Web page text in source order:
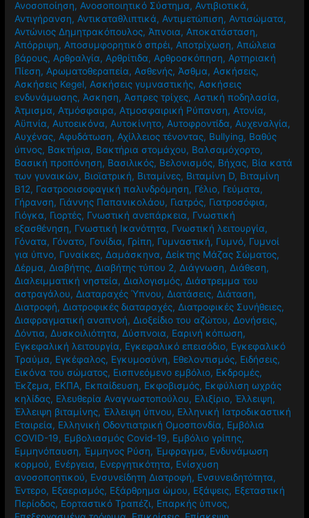
συμπεριφορές ,Ανθεκτικότητα στην ινσουλίνη,Άνοια
Ανοσοποίηση ,Ανοσοποιητικό Σύστημα,Αντιβιοτικά,
Αντιγήρανση,Αντικαταθλιπτικά,Αντιμετώπιση,Αντισώματα
Αντώνιος Δημητρακόπουλος ,Άπνοια,Αποκατάσταση,
Απόρριψη,Αποσυμφορητικό σπρέι,Αποτρίχωση,Απώλεια
βάρους,Αρθραλγία,Αρθρίτιδα,Αρθροσκόπηση,Αρτηριακή
Πίεση,Αρωματοθεραπεία, Ασθενής,Άσθμα,Ασκήσεις
Ασκήσεις Kegel,Ασκήσεις γυμναστικής ,Ασκήσεις
ενδυνάμωσης,Άσκηση ,Άσπρες τρίχες ,Αστική ποδηλασία
Άτμισμα,Ατμόσφαιρα,Ατμοσφαιρική Ρύπανση, Ατονία,
Αϋπνία,Αυτοεικόνα,Αυτοκίνητο ,Αυτοφροντίδα,Αυχεναλγία
Αυχένας,Αφυδάτωση,Αχίλλειος τένοντας,Βullying,Βαθύς
ύπνος, Βακτήρια,Βακτήρια στομάχου,Βαλσαμόχορτο,
Βασική προπόνηση,Βασιλικός,Βελονισμός,Βήχας,Βία κατά
των γυναικών,Βιοϊατρική,Βιταμίνες,Βιταμίνη D,Βιταμίνη
Β12,Γαστροοισοφαγική παλινδρόμηση,Γέλιο,Γεύματα,
Γήρανση ,Γιάννης Παπανικολάου,Γιατρός,Γιατροσόφια
Γιόγκα,Γιορτές,Γνωστική ανεπάρκεια,Γνωστική
εξασθένηση,Γνωστική Ικανότητα,Γνωστική λειτουργία,
Γόνατα,Γόνατο,Γονίδια,Γρίπη,Γυμναστική,Γυμνό,Γυμνοί
για ύπνο,Γυναίκες,Δαμάσκηνα, Δείκτης Μάζας Σώματος
Δέρμα,Διαβήτης,Διαβήτης τύπου 2,Διάγνωση,Διάθεση
Διαλειμματική νηστεία,Διαλογισμός,Διάστρεμμα του
αστραγάλου,Διαταραχές Ύπνου,Διατάσεις,Διάταση,
Διατροφή,Διατροφικές διαταραχές,Διατροφικές Συνήθειες
Διαφραγματική αναπνοή,Διοξείδιο του αζώτου,Δονήσεις
Δόντια,Δυσκοιλιότητα, Δύσπνοια,Εαρινή κόπωση,
Εγκεφαλική λειτουργία,Εγκεφαλικό επεισόδιο,Εγκεφαλικό
Τραύμα ,Εγκέφαλος, Εγκυμοσύνη, Εθελοντισμός,Ειδήσεις
Εικόνα του σώματος,Εισπνεόμενο εμβόλιο,Εκδρομές,
Έκζεμα, ΕΚΠΑ,Εκπαίδευση, Εκφοβισμός,Εκφύλιση ωχράς
κηλίδας,Ελευθερία Αναγνωστοπούλου,Ελιξίριο,Έλλειψη ,
Έλλειψη βιταμίνης,Έλλειψη ύπνου,Ελληνική Ιατροδικαστική
Εταιρεία,Ελληνική Οδοντιατρική Ομοσπονδία,Εμβόλια
COVID-19,Εμβολιασμός Covid-19,Εμβόλιο γρίπης,
Εμμηνόπαυση,Έμμηνος Ρύση,Έμφραγμα,Ενδυνάμωση
κορμού,Ενέργεια,Ενεργητικότητα,Ενίσχυση
ανοσοποητικού,Ενσυνείδητη Διατροφή ,Ενσυνειδητότητα,
Έντερο,Εξαερισμός,Εξάρθρημα ώμου,Εξάψεις